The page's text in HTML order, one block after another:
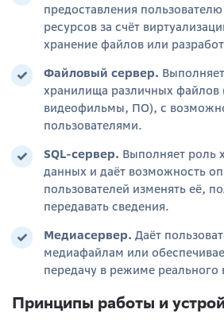
предоставления
ресурсов за счёт
хранение файлов или
Файловый сервер.
хранилища различных файлов
видеофильмы, ПО), с
пользователями.
SQL-сервер. Выполняет роль
данных и даёт возможность
пользователей изменять её,
передавать сведения.
Медиасервер. Даёт
медиафайлам или
передачу в режиме реального
Принципы работы и